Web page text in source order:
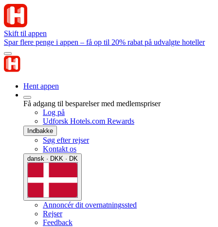
Skift til appen
Spar flere penge i appen – få op til 20% rabat på udvalgte hoteller
Hent appen
Få adgang til besparelser med medlemspriser
Log på
Udforsk Hotels.com Rewards
Indbakke
Søg efter rejser
Kontakt os
dansk · DKK · DK
Annoncér dit overnatningssted
Rejser
Feedback